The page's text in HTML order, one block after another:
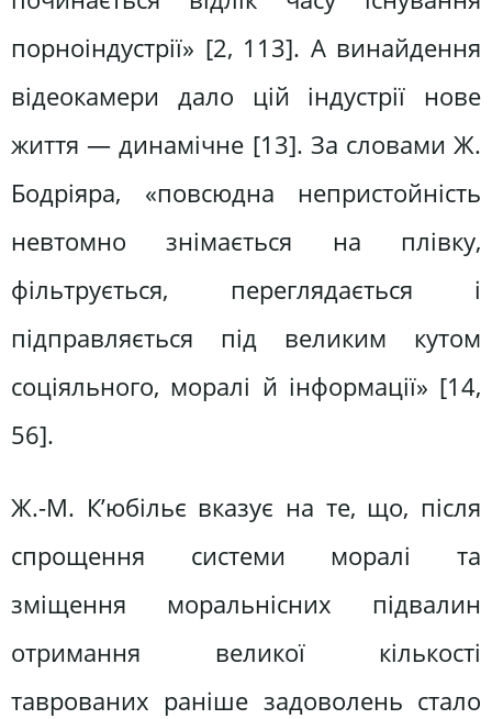
порноіндустрії» [2, 113]. А винайдення
відеокамери дало цій індустрії нове
життя — динамічне [13]. За словами Ж.
Бодріяра, «повсюдна непристойність
невтомно знімається на плівку,
фільтрується, переглядається і
підправляється під великим кутом
соціяльного, моралі й інформації» [14,
56].
Ж.-М. К’юбільє вказує на те, що, після
спрощення системи моралі та
зміщення моральнісних підвалин
отримання великої кількості
таврованих раніше задоволень стало